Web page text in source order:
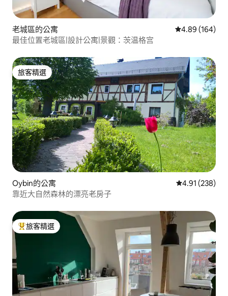
老城區的公寓 從 164 則評價
4.89 (164)
最佳位置老城區|設計公寓|景觀：茨温格宫
旅客精選
旅客精選
Oybin的公寓 從 238 則評價
4.91 (238)
靠近大自然森林的漂亮老房子
旅客精選榜首
旅客精選